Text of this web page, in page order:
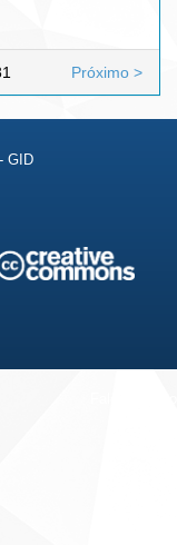
Próximo >
GID